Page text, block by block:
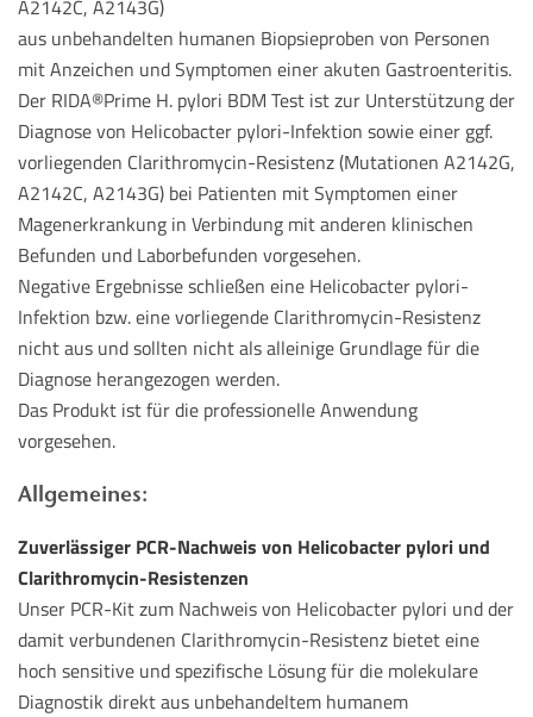
A2142C, A2143G)
aus unbehandelten humanen Biopsieproben von Personen
mit Anzeichen und Symptomen einer akuten Gastroenteritis.
Der RIDA®Prime H. pylori BDM Test ist zur Unterstützung der
Diagnose von Helicobacter pylori-Infektion sowie einer ggf.
vorliegenden Clarithromycin-Resistenz (Mutationen A2142G,
A2142C, A2143G) bei Patienten mit Symptomen einer
Magenerkrankung in Verbindung mit anderen klinischen
Befunden und Laborbefunden vorgesehen.
Negative Ergebnisse schließen eine Helicobacter pylori-
Infektion bzw. eine vorliegende Clarithromycin-Resistenz
nicht aus und sollten nicht als alleinige Grundlage für die
Diagnose herangezogen werden.
Das Produkt ist für die professionelle Anwendung
vorgesehen.
Allgemeines:
Zuverlässiger PCR-Nachweis von Helicobacter pylori und
Clarithromycin-Resistenzen
Unser PCR-Kit zum Nachweis von Helicobacter pylori und der
damit verbundenen Clarithromycin-Resistenz bietet eine
hoch sensitive und spezifische Lösung für die molekulare
Diagnostik direkt aus unbehandeltem humanem